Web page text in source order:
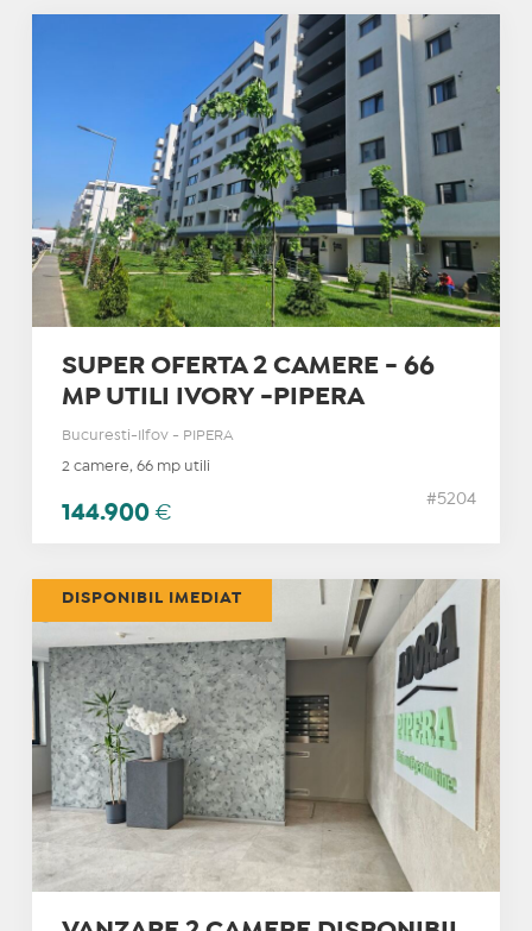
SUPER OFERTA 2 CAMERE - 66
MP UTILI IVORY -PIPERA
Bucuresti-Ilfov - PIPERA
2 camere, 66 mp utili
144.900 €
#5204
DISPONIBIL IMEDIAT